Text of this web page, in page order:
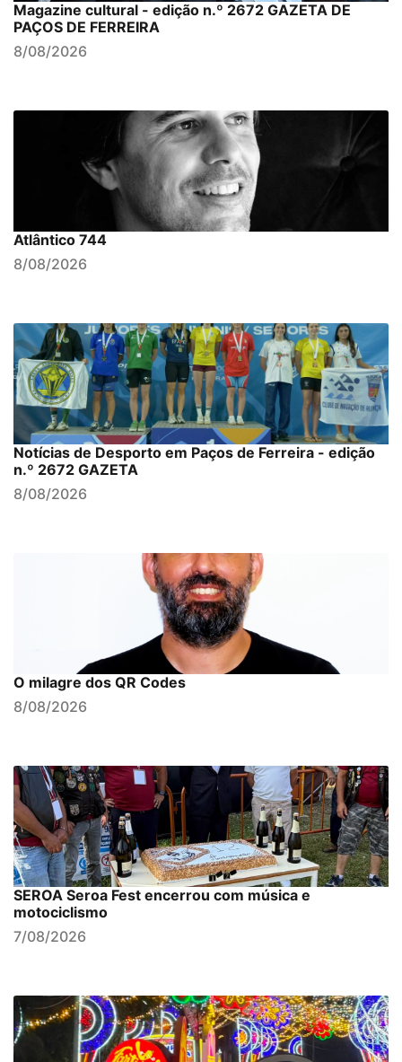
Magazine cultural - edição n.º 2672 GAZETA DE
PAÇOS DE FERREIRA
8/08/2026
Atlântico 744
8/08/2026
Notícias de Desporto em Paços de Ferreira - edição
n.º 2672 GAZETA
8/08/2026
O milagre dos QR Codes
8/08/2026
SEROA Seroa Fest encerrou com música e
motociclismo
7/08/2026